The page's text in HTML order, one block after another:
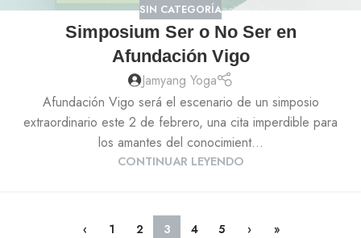
SIN CATEGORÍA
Simposium Ser o No Ser en
Afundación Vigo
Jamyang Yoga
Afundación Vigo será el escenario de un simposio
extraordinario este 2 de febrero, una cita imperdible para
los amantes del conocimient...
CONTINUAR LEYENDO
‹ 1 2 3 4 5 › »